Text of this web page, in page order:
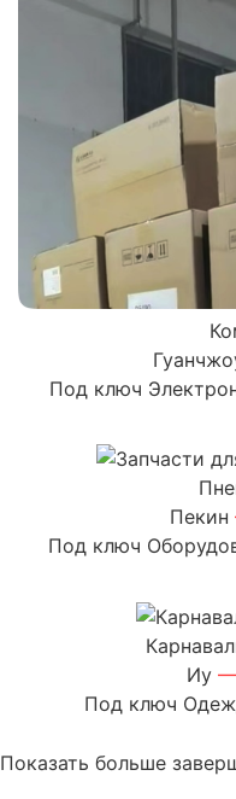
Под ключ
Пекин
Под ключ
Иу
Под ключ
Показать больше